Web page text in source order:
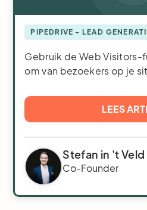
PIPEDRIVE - LEAD
Gebruik de Web Visitors-
om van bezoekers op je
LEES
Stefan in 't Veld
Co-Founder